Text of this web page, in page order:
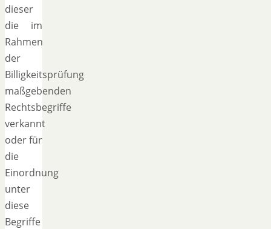
dieser
die im
Rahmen
der
Billigkeitsprüfung
maßgebenden
Rechtsbegriffe
verkannt
oder für
die
Einordnung
unter
diese
Begriffe